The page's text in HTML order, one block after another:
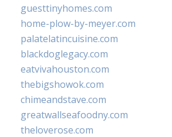
guesttinyhomes.com
home-plow-by-meyer.com
palatelatincuisine.com
blackdoglegacy.com
eatvivahouston.com
thebigshowok.com
chimeandstave.com
greatwallseafoodny.com
theloverose.com